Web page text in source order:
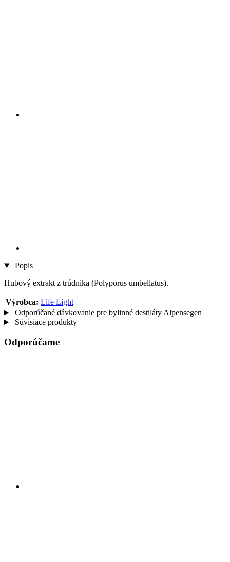
Popis
Hubový extrakt z trúdnika (Polyporus umbellatus).
Výrobca: Life Light
Odporúčané dávkovanie pre bylinné destiláty Alpensegen
Súvisiace produkty
Odporúčame